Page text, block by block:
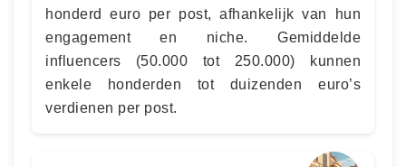
honderd euro per post, afhankelijk van hun
engagement en niche. Gemiddelde
influencers (50.000 tot 250.000) kunnen
enkele honderden tot duizenden euro’s
verdienen per post.